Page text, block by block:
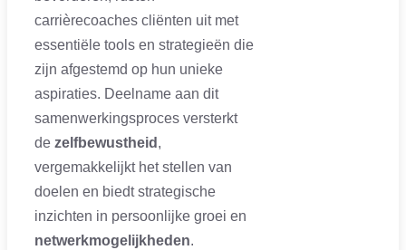
carrièrecoaches cliënten uit met
essentiële tools en strategieën die
zijn afgestemd op hun unieke
aspiraties. Deelname aan dit
samenwerkingsproces versterkt
de zelfbewustheid ,
vergemakkelijkt het stellen van
doelen en biedt strategische
inzichten in persoonlijke groei en
netwerkmogelijkheden.